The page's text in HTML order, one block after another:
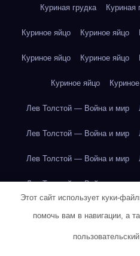
Куриная грудка Куриная
Куриное яйцо Куриное яйцо
Куриное яйцо Куриное яйцо
Куриное яйцо
Лев Толстой — Война и мир
Лев Толстой — Война и мир
Лев Толстой — Война и мир
Лев Толстой — Война и мир
Лев Толстой — Война и мир
Этот сайт использует куки-
помочь вам в навигации, а